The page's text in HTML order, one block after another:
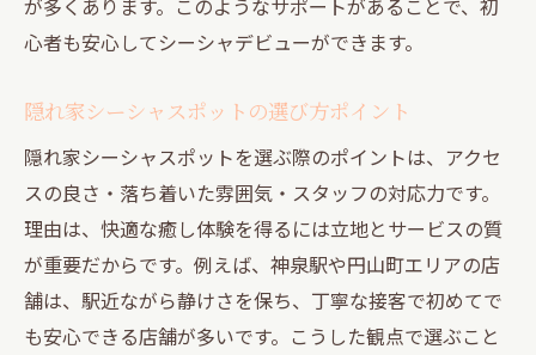
心者も安心してシーシャデビューができます。
隠れ家シーシャスポットの選び方ポイント
隠れ家シーシャスポットを選ぶ際のポイントは、アクセ
スの良さ・落ち着いた雰囲気・スタッフの対応力です。
理由は、快適な癒し体験を得るには立地とサービスの質
が重要だからです。例えば、神泉駅や円山町エリアの店
舗は、駅近ながら静けさを保ち、丁寧な接客で初めてで
も安心できる店舗が多いです。こうした観点で選ぶこと